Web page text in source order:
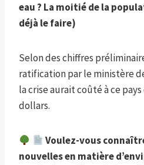
eau ? La moitié de la
déjà le faire)
Selon des chiffres
ratification par le ministère
la crise aurait coûté à ce
dollars.
Voulez-vous
nouvelles en matière